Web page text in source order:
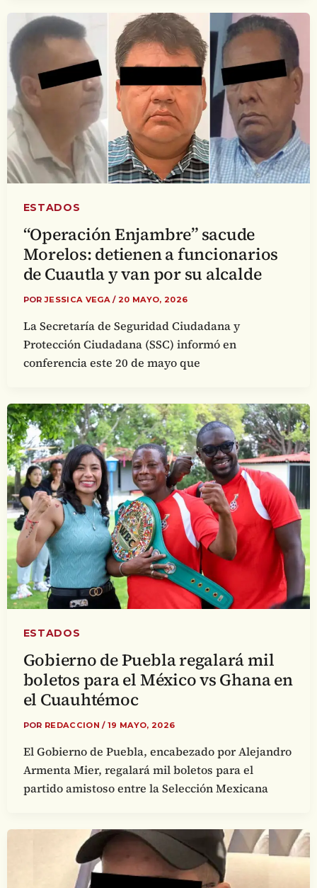
ESTADOS
“Operación Enjambre” sacude
Morelos: detienen a funcionarios
de Cuautla y van por su alcalde
PORJESSICA VEGA/ 20 MAYO, 2026
La Secretaría de Seguridad Ciudadana y
Protección Ciudadana (SSC) informó en
conferencia este 20 de mayo que
ESTADOS
Gobierno de Puebla regalará mil
boletos para el México vs Ghana en
el Cuauhtémoc
POR REDACCION/ 19 MAYO, 2026
El Gobierno de Puebla, encabezado por Alejandro
Armenta Mier, regalará mil boletos para el
partido amistoso entre la Selección Mexicana